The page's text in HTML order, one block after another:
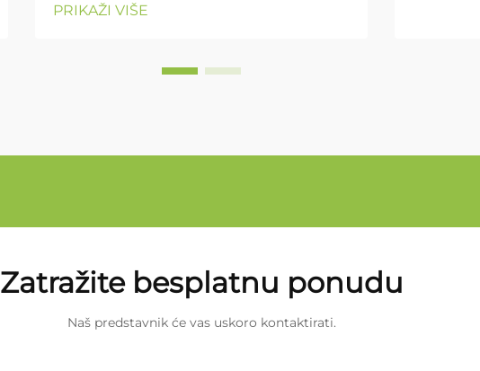
PRIKAŽI VIŠE
Zatražite besplatnu ponudu
Naš predstavnik će vas uskoro kontaktirati.